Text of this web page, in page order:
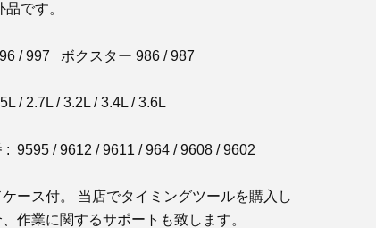
です。
/ 997 ボクスター 986 / 987
/ 2.7L / 3.2L / 3.4L / 3.6L
: 9595 / 9612 / 9611 / 964 / 9608 / 9602
ース付。 当店でタイミングツールを購入し
作業に関するサポートも致します。